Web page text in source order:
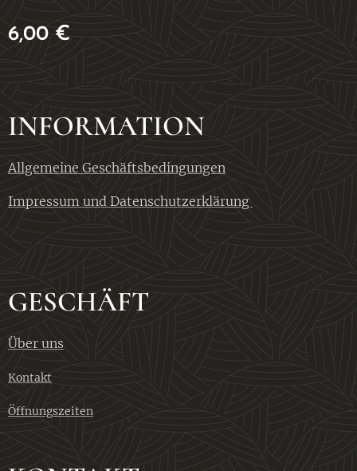
6,00 €
INFORMATION
Allgemeine Geschäftsbedingungen
Impressum und Datenschutzerklärung
GESCHÄFT
Über uns
Kontakt
Öffnungszeiten